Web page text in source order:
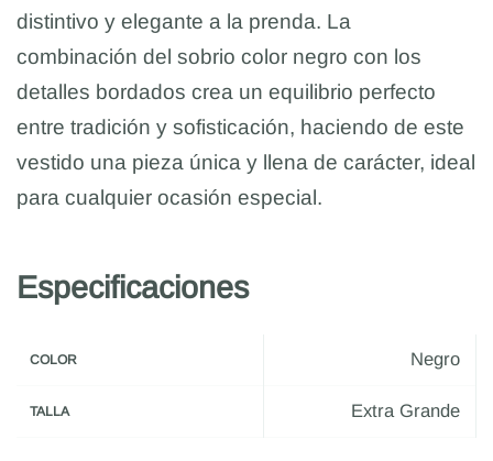
distintivo y elegante a la prenda. La
combinación del sobrio color negro con los
detalles bordados crea un equilibrio perfecto
entre tradición y sofisticación, haciendo de este
vestido una pieza única y llena de carácter, ideal
para cualquier ocasión especial.
Especificaciones
COLOR Negro
TALLA Extra Grande